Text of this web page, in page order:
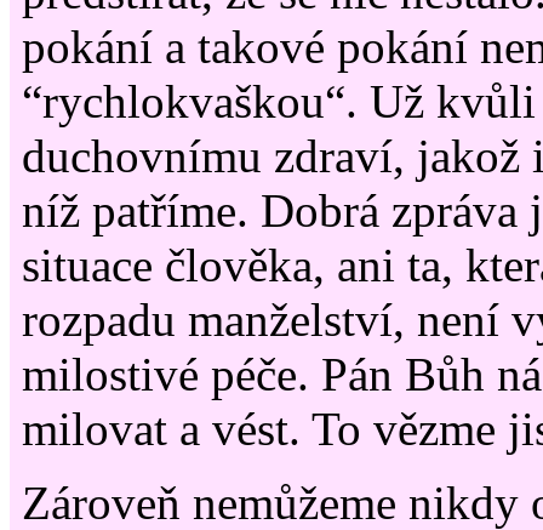
pokání a takové pokání
“rychlokvaškou“. Už kvůli
duchovnímu zdraví, jakož
níž patříme. Dobrá zpráva
situace člověka, ani ta,
rozpadu manželství, není
milostivé péče. Pán Bůh
milovat a vést. To vězme
Zároveň nemůžeme